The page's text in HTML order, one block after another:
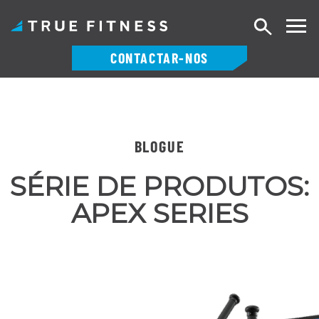
CONTACTAR-NOS
Pesquisar
BLOGUE
SÉRIE DE PRODUTOS:
APEX SERIES